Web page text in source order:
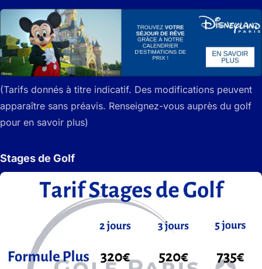
(Tarifs donnés à titre indicatif. Des modifications peuvent
apparaître sans préavis. Renseignez-vous auprès du golf
pour en savoir plus)
Stages de Golf